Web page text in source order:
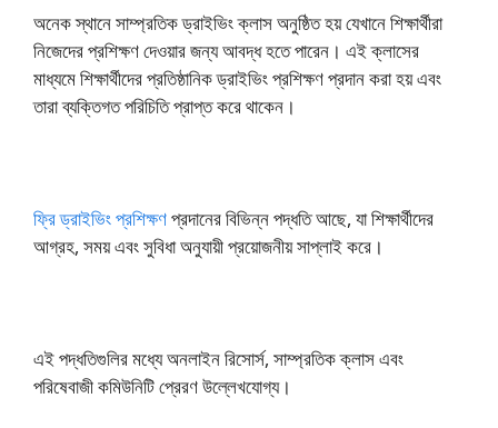
অনেক স্থানে সাম্প্রতিক ড্রাইভিং ক্লাস অনুষ্ঠিত হয় যেখানে শিক্ষার্থীরা
নিজেদের প্রশিক্ষণ দেওয়ার জন্য আবদ্ধ হতে পারেন। এই ক্লাসের
মাধ্যমে শিক্ষার্থীদের প্রতিষ্ঠানিক ড্রাইভিং প্রশিক্ষণ প্রদান করা হয় এবং
তারা ব্যক্তিগত পরিচিতি প্রাপ্ত করে থাকেন।
ফ্রি ড্রাইভিং প্রশিক্ষণপ্রদানের বিভিন্ন পদ্ধতি আছে, যা শিক্ষার্থীদের
আগ্রহ, সময় এবং সুবিধা অনুযায়ী প্রয়োজনীয় সাপ্লাই করে।
এই পদ্ধতিগুলির মধ্যে অনলাইন রিসোর্স, সাম্প্রতিক ক্লাস এবং
পরিষেবাজী কমিউনিটি প্রেরণ উল্লেখযোগ্য।